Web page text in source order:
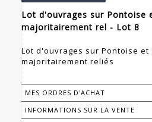
Lot d'ouvrages sur Pontoise
majoritairement rel - Lot 8
Lot d'ouvrages sur Pontoise et
majoritairement reliés
MES ORDRES D'ACHAT
INFORMATIONS SUR LA VENTE